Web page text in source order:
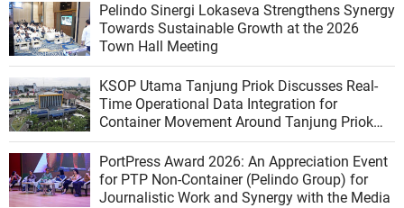
Pelindo Sinergi Lokaseva Strengthens Synergy
Towards Sustainable Growth at the 2026
Town Hall Meeting
KSOP Utama Tanjung Priok Discusses Real-
Time Operational Data Integration for
Container Movement Around Tanjung Priok
Port
PortPress Award 2026: An Appreciation Event
for PTP Non-Container (Pelindo Group) for
Journalistic Work and Synergy with the Media